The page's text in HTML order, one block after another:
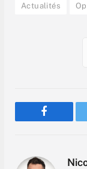
Actualités
Facebook